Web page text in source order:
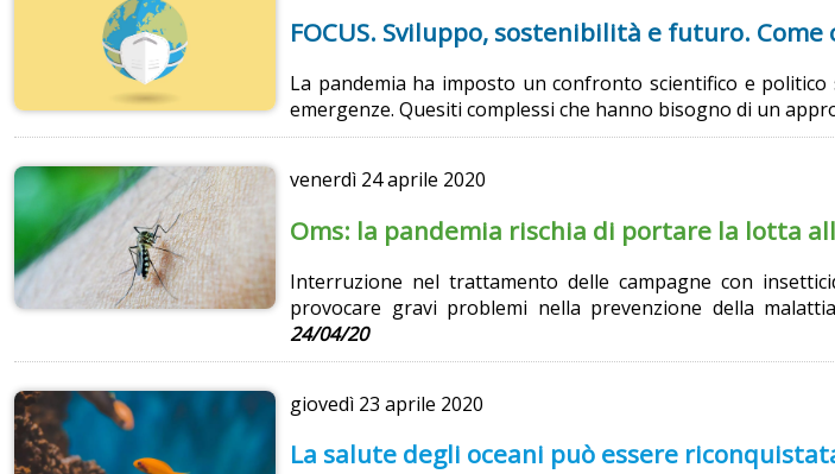
FOCUS. Sviluppo, sostenibilità e futuro.
La pandemia ha imposto un confronto scientifico e
emergenze. Quesiti complessi che hanno bisogno di un
venerdì 24 aprile 2020
Oms: la pandemia rischia di portare la lotta
Interruzione nel trattamento delle campagne con
provocare gravi problemi nella prevenzione della
24/04/20
giovedì 23 aprile 2020
La salute degli oceani può essere